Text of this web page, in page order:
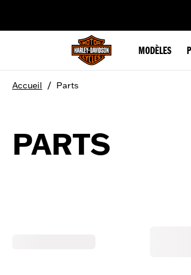
MODÈLES
Accueil / Parts
PARTS